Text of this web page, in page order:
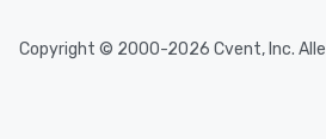
Copyright © 2000-2026 Cvent, Inc.